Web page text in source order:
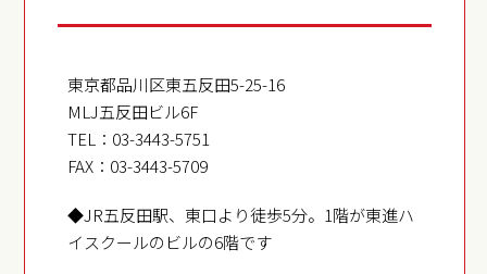
東京都品川区東五反田5-25-16
MLJ五反田ビル6F
TEL： 03-3443-5751
FAX： 03-3443-5709
◆JR五反田駅、東口より徒歩5分。1階が東進ハ
イスクールのビルの6階です